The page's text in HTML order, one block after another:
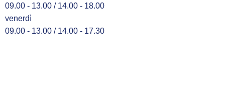
09.00 - 13.00 / 14.00 - 18.00
venerdì
09.00 - 13.00 / 14.00 - 17.30